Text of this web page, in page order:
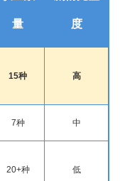
量 度
15种 高
7种 中
20+种 低